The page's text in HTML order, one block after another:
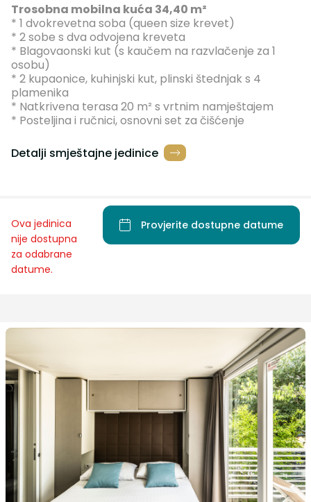
Trosobna mobilna kuća 34,40 m²
* 1 dvokrevetna soba (queen size krevet)
* 2 sobe s dva odvojena kreveta
* Blagovaonski kut (s kaučem na razvlačenje za 1
osobu)
* 2 kupaonice, kuhinjski kut, plinski štednjak s 4
plamenika
* Natkrivena terasa 20 m² s vrtnim namještajem
* Posteljina i ručnici, osnovni set za čišćenje
Detalji smještajne jedinice
Ova jedinica
nije dostupna
za odabrane
datume.
Provjerite dostupne datume